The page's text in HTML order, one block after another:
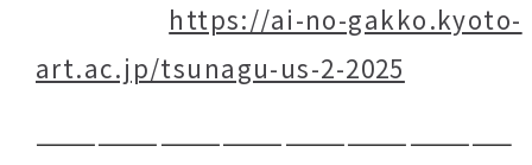
https://ai-no-gakko.kyoto-
art.ac.jp/tsunagu-us-2-2025
———————————————————————